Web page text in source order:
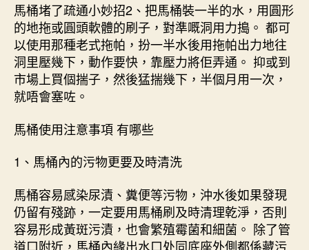
馬桶堵了疏通小妙招2、把馬桶裝一半的水，用圓形
的地拖或圓頭軟體的刷子，對準嘅洞用力搗。 都可
以使用那種老式拖帕，扮一半水後用拖帕出力地往
洞里壓幾下，動作要快，靠壓力將佢弄通。 抑或到
市場上買個揣子，然後猛揣幾下，半個月用一次，
就唔會塞咗。
馬桶使用注意事項 有哪些
1、馬桶內的污物更要及時清洗
馬桶容易感染尿漬、糞便等污物，沖水後如果發現
仍留有殘跡，一定要用馬桶刷及時清理乾淨，否則
容易形成黃斑污漬，也會繁殖霉菌和細菌。 除了管
道口附近，馬桶內緣出水口处同底座外側都係藏污